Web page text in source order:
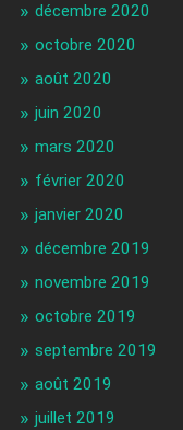
décembre 2020
octobre 2020
août 2020
juin 2020
mars 2020
février 2020
janvier 2020
décembre 2019
novembre 2019
octobre 2019
septembre 2019
août 2019
juillet 2019